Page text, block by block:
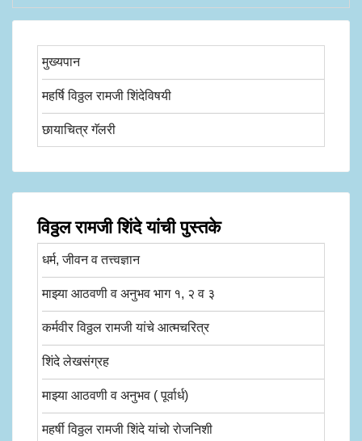
मुख्यपान
महर्षि विठ्ठल रामजी शिंदेविषयी
छायाचित्र गॅलरी
विठ्ठल रामजी शिंदे यांची पुस्तके
धर्म, जीवन व तत्त्वज्ञान
माझ्या आठवणी व अनुभव भाग १, २ व ३
कर्मवीर विठ्ठल रामजी यांचे आत्मचरित्र
शिंदे लेखसंग्रह
माझ्या आठवणी व अनुभव ( पूर्वार्ध)
महर्षी विठ्ठल रामजी शिंदे यांचो रोजनिशी